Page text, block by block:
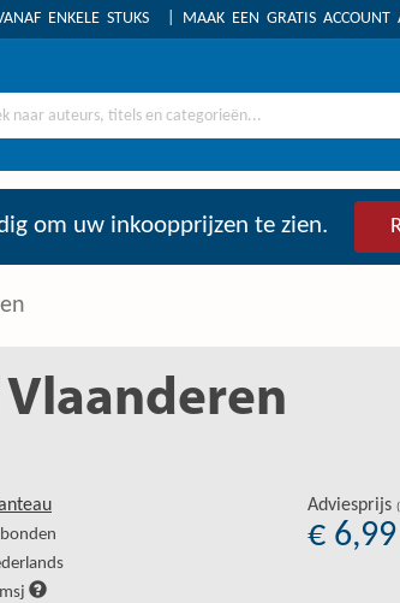
ENKELE STUKS MAAK EEN GRATIS
om uw inkoopprijzen te zien.
Vlaanderen
Adviesprijs
€ 6,99